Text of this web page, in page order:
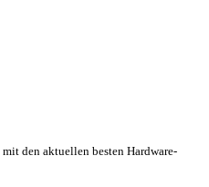
den aktuellen besten Hardware-